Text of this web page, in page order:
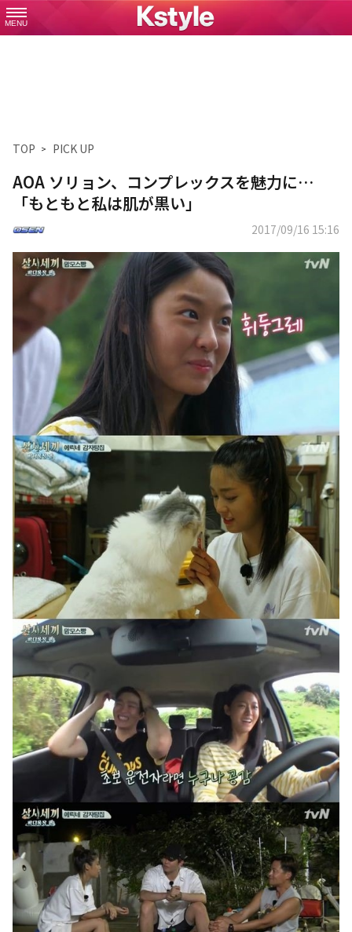
MENU
TOP PICK UP
AOA ソリョン、コンプレックスを魅力に…
「もともと私は肌が黒い」
2017/09/16 15:16